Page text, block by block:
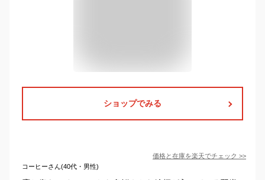
ショップでみる
価格と在庫を楽天でチェック >>
コーヒーさん(40代・男性)